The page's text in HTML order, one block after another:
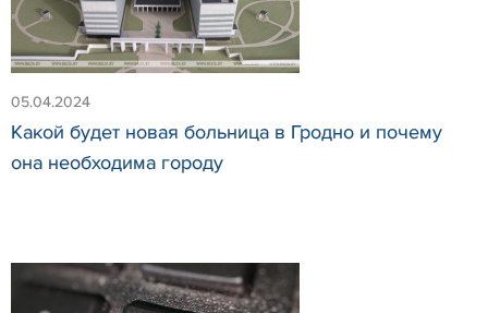
05.04.2024
Какой будет новая больница в Гродно и почему
она необходима городу